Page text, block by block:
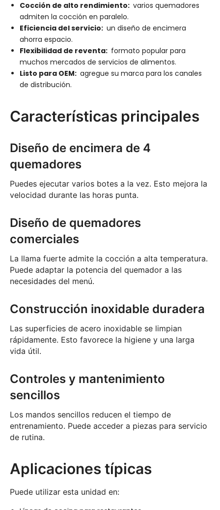
Cocción de alto rendimiento: varios quemadores
admiten la cocción en paralelo.
Eficiencia del servicio: un diseño de encimera
ahorra espacio.
Flexibilidad de reventa: formato popular para
muchos mercados de servicios de alimentos.
Listo para OEM: agregue su marca para los canales
de distribución.
Características principales
Diseño de encimera de 4
quemadores
Puedes ejecutar varios botes a la vez. Esto mejora la
velocidad durante las horas punta.
Diseño de quemadores
comerciales
La llama fuerte admite la cocción a alta temperatura.
Puede adaptar la potencia del quemador a las
necesidades del menú.
Construcción inoxidable duradera
Las superficies de acero inoxidable se limpian
rápidamente. Esto favorece la higiene y una larga
vida útil.
Controles y mantenimiento
sencillos
Los mandos sencillos reducen el tiempo de
entrenamiento. Puede acceder a piezas para servicio
de rutina.
Aplicaciones típicas
Puede utilizar esta unidad en: